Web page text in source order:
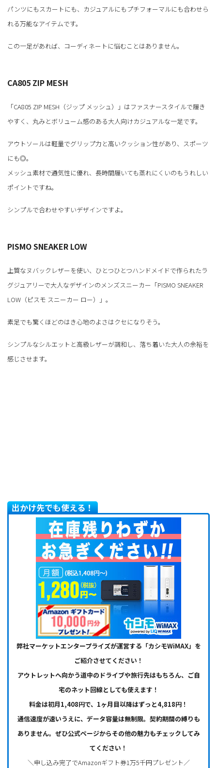
パンツにもスカートにも、カジュアルにもプチフォーマルにも合わせら
れる万能なアイテムです。
この一足があれば、コーディネートに悩むことはありません。
CA805 ZIP MESH
「CA805 ZIP MESH（ジップ メッシュ）」はファスナースタイルで履き
やすく、丸みとボリューム感のある大人向けカジュアルな一足です。
アウトソールは軽量でグリップ力と高いクッション性があり、スポーツ
にも◎。
メッシュ素材で通気性に優れ、長時間履いても蒸れにくいのもうれしい
ポイントですね。
シンプルで合わせやすいデザインですよ。
PISMO SNEAKER LOW
上質なヌバックレザーを使い、ひとつひとつハンドメイドで作られたラ
グジュアリーで大人なデザインのメンズスニーカー「PISMO SNEAKER
LOW（ピスモ スニーカー ロー）」。
素足でも驚くほどのはき心地のよさはクセになりそう。
シンプルなシルエットと高級レザーが調和し、落ち着いた大人の余裕を
感じさせます。
出かけ先でも使える！
弊社マーケットエンタープライズが運営する「カシモWiMAX」を
ご紹介させてください！
アウトレットへ向かう道中のドライブや旅行先はもちろん、ご自
宅のネット回線としても使えます！
料金は初月1,408円で、1ヶ月目以降はずっと4,818円！
通信速度が速いうえに、データ容量は無制限。契約期間の縛りも
ありません。ぜひ公式ページからその他の魅力もチェックしてみ
てください！
＼申し込み完了でAmazonギフト券1万5千円プレゼント／